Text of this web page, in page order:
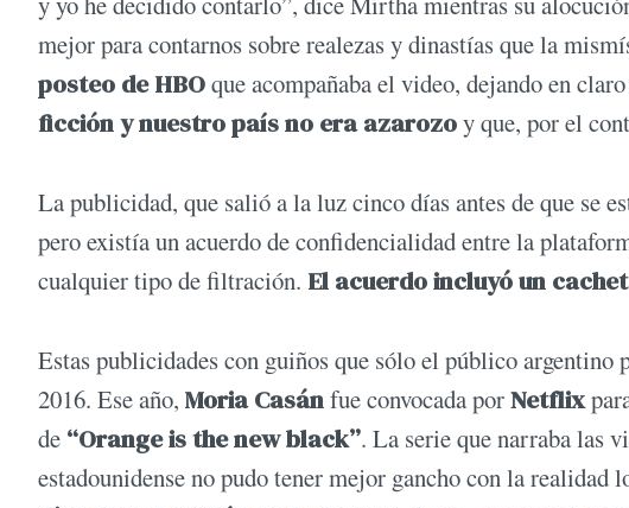
mejor para contarnos sobre realezas y dinastías que la
posteo de HBOque acompañaba el video, dejando en
ficción y nuestro país no era azarozoy que, por el
La publicidad, que salió a la luz cinco días antes de que se
pero existía un acuerdo de confidencialidad entre la
cualquier tipo de filtración. El acuerdo incluyó un
Estas publicidades con guiños que sólo el público argentino
2016. Ese año, Moria Casánfue convocada porNetflix
de “Orange is the new black”. La serie que narraba las
estadounidense no pudo tener mejor gancho con la realidad